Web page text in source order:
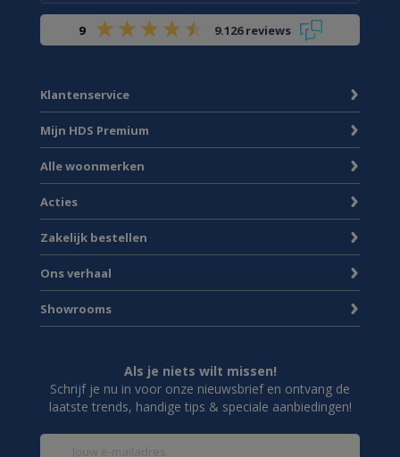
9 9.126 reviews
Klantenservice
Mijn HDS Premium
Alle woonmerken
Acties
Zakelijk bestellen
Ons verhaal
Showrooms
Als je niets wilt missen!
Schrijf je nu in voor onze nieuwsbrief en ontvang de
laatste trends, handige tips & speciale aanbiedingen!